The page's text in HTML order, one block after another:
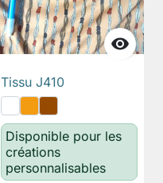

Tissu J410
Disponible pour les
créations
personnalisables